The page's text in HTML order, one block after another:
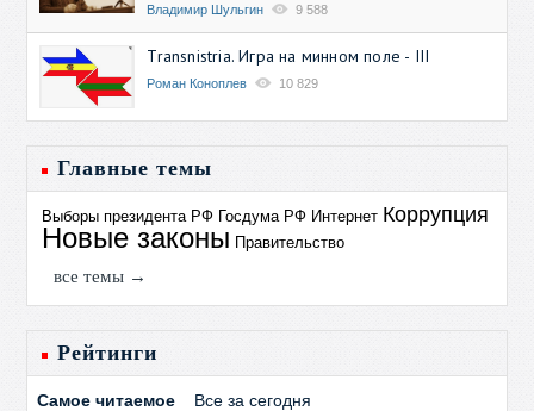
Владимир Шульгин 9 588
Transnistria. Игра на минном поле - III
Роман Коноплев 10 829
Главные темы
Выборы президента РФ Госдума РФ Интернет Коррупция
Новые законы Правительство
все темы →
Рейтинги
Самое читаемое Все за сегодня